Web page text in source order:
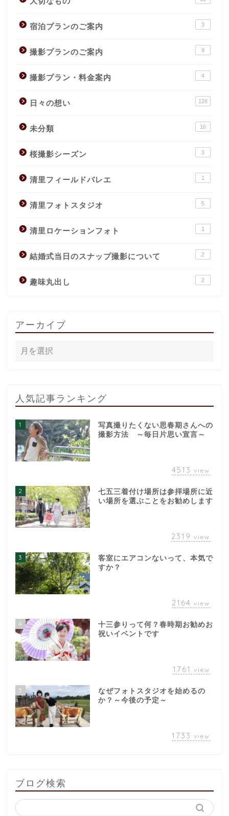
宿泊プランのご案内 3
撮影プランのご案内 9
撮影プラン・料金案内 4
日々の想い 126
未分類 16
桜撮影シーズン 3
清里フィールドバレエ 1
清里フォトスタジオ 5
清里ロケーションフォト 1
結婚式当日のスナップ撮影について 2
趣味丸出し 2
アーカイブ
人気記事ランキング
1
写真撮りたくない思春期さんへの
撮影方法 ～毎日片思い宣言～
4513 view
2
七五三着付け場所は参拝場所に近
い場所を選ぶことをお勧めします
2319 view
3
客室にエアコンないって、本気で
すか？
2164 view
4
十三参りって何？春時期お勧めお
祝いイベントです
1761 view
5
なぜフォトスタジオを始めるの
か？～今後の予定～
1733 view
ブログ検索